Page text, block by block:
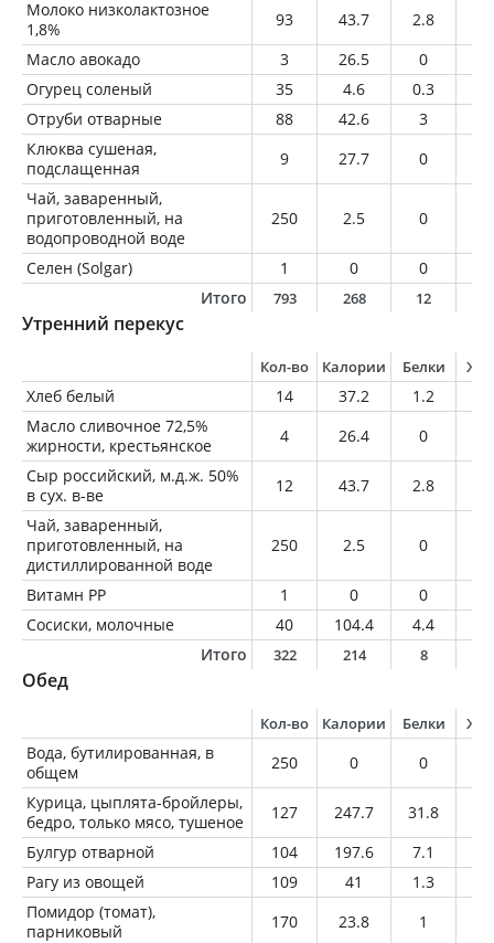
Молоко низколактозное
1,8%
93 43.7 2.8
Масло авокадо
3 26.5 0
Огурец соленый
35 4.6 0.3
Отруби отварные
88 42.6 3
Клюква сушеная,
подслащенная
9 27.7 0
Чай, заваренный,
приготовленный, на
водопроводной воде
250 2.5 0
Селен (Solgar) 1 0 0
Итого
793 268 12
Утренний перекус
Кол-во Калории Белки
Хлеб белый 14 37.2 1.2
Масло сливочное 72,5%
жирности, крестьянское
4 26.4 0
Сыр российский, м.д.ж. 50%
в сух. в-ве
12 43.7 2.8
Чай, заваренный,
приготовленный, на
дистиллированной воде
250 2.5 0
Витамн РР 1 0 0
Сосиски, молочные
40 104.4 4.4
Итого
322 214 8
Обед
Кол-во Калории Белки
Вода, бутилированная, в
общем
250 0 0
Курица, цыплята-бройлеры,
бедро, только мясо, тушеное
127 247.7 31.8
Булгур отварной
104 197.6 7.1
Рагу из овощей
109 41 1.3
Помидор (томат),
парниковый
170 23.8 1